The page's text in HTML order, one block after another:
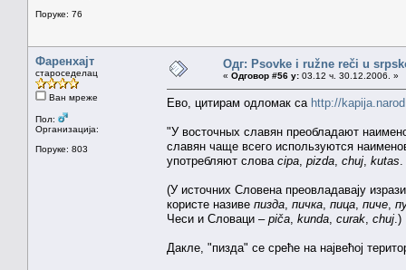
Поруке: 76
Фаренхајт
староседелац
Ван мреже
Пол:
Организација:
Поруке: 803
Одг: Psovke i ružne reči u
« Одговор #56 у: 03.12 ч. 30.12.2006. »
Ево, цитирам одломак са http://
"У восточных славян преобладают
славян чаще всего используются
употребляют слова cipa pizda chuj kutas
(У источних Словена преовладавају
користе називе пизда пичка пица пиче
Чеси и Словаци – piča kunda curak chuj .)
Дакле, "пизда" се среће на највећој